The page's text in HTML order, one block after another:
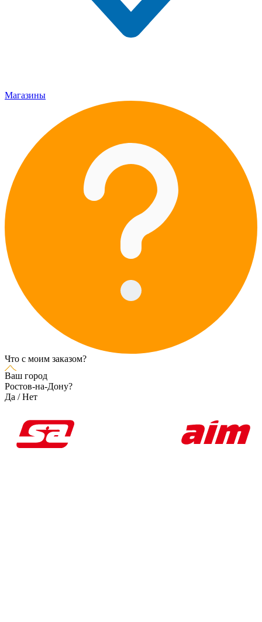
Магазины
Что с моим заказом?
Ваш город
Ростов-на-Дону?
Да /Нет